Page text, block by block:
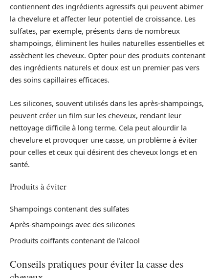
contiennent des ingrédients agressifs qui peuvent abimer
la chevelure et affecter leur potentiel de croissance. Les
sulfates, par exemple, présents dans de nombreux
shampoings, éliminent les huiles naturelles essentielles et
assèchent les cheveux. Opter pour des produits contenant
des ingrédients naturels et doux est un premier pas vers
des soins capillaires efficaces.
Les silicones, souvent utilisés dans les après-shampoings,
peuvent créer un film sur les cheveux, rendant leur
nettoyage difficile à long terme. Cela peut alourdir la
chevelure et provoquer une casse, un problème à éviter
pour celles et ceux qui désirent des cheveux longs et en
santé.
Produits à éviter
Shampoings contenant des sulfates
Après-shampoings avec des silicones
Produits coiffants contenant de l’alcool
Conseils pratiques pour éviter la casse des